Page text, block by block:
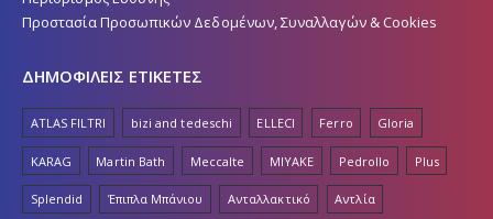
Περιορισμός Ευθύνης
Προστασία Προσωπικών Δεδομένων, Συναλλαγών & Cookies
ΔΗΜΟΦΙΛΕΙΣ ΕΤΙΚΕΤΕΣ
ATLAS FILTRI bizi and tedeschi ELLECI Ferro Gloria
KARAG Martin Bath Meccalte MIYAKE Pedrollo Plus
Splendid Έπιπλα Μπάνιου Ανταλλακτικό Αντλία